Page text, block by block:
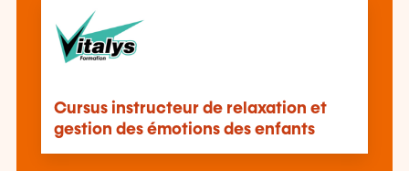
Cursus instructeur de relaxation et
gestion des émotions des enfants